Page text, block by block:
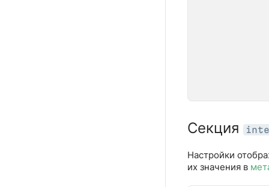
Секция
Настройки
их значения в